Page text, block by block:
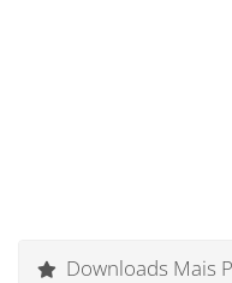
Downloads Mais